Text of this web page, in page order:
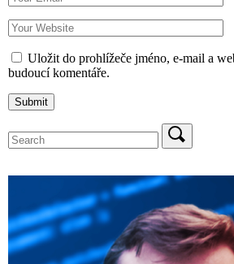
Uložit do prohlížeče jméno, e-mail a
budoucí komentáře.
Search
for: